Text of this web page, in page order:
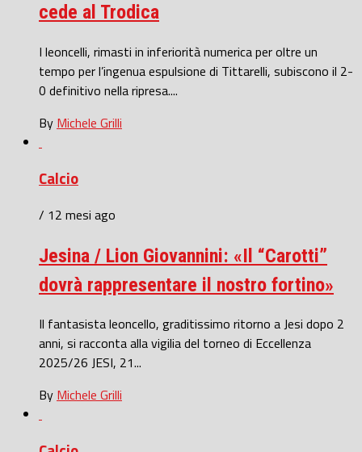
cede al Trodica
I leoncelli, rimasti in inferiorità numerica per oltre un
tempo per l’ingenua espulsione di Tittarelli, subiscono il 2-
0 definitivo nella ripresa....
By Michele Grilli
Calcio
/ 12 mesi ago
Jesina / Lion Giovannini: «Il “Carotti”
dovrà rappresentare il nostro fortino»
Il fantasista leoncello, graditissimo ritorno a Jesi dopo 2
anni, si racconta alla vigilia del torneo di Eccellenza
2025/26 JESI, 21...
By Michele Grilli